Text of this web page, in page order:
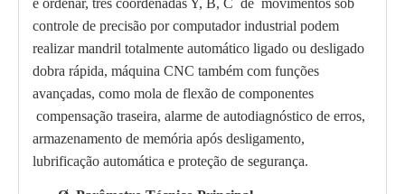
e ordenar, três coordenadas Y, B, C de movimentos sob
controle de precisão por computador industrial podem
realizar mandril totalmente automático ligado ou desligado
dobra rápida, máquina CNC também com funções
avançadas, como mola de flexão de componentes
compensação traseira, alarme de autodiagnóstico de erros,
armazenamento de memória após desligamento,
lubrificação automática e proteção de segurança.